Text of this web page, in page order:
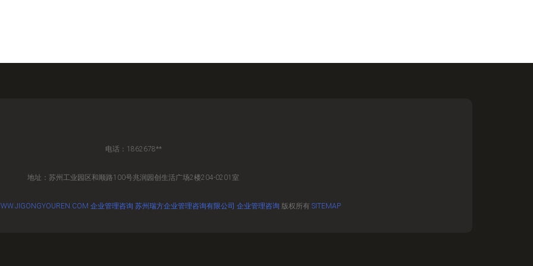
电话：1862678**
地址：苏州工业园区和顺路100号兆润园创生活广场2楼204-0201室
企业管理咨询 苏州瑞方企业管理咨询有限公司 企业管理咨询 版权所有 SITEMAP